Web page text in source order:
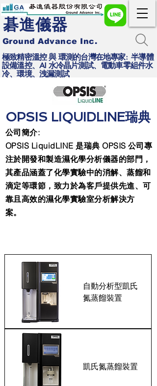
碁進儀器
極致精密溫控 與 環測的台灣在地專家: 半導體
設備溫控、AI 水冷晶片測試、電動車零組件水
冷、環境、洩漏測試
Ground Advance Inc.
OPSIS LIQUIDLINE瑞典
公司簡介:
OPSIS LiquidLINE 是瑞典 OPSIS 公司專
注於開發和製造濕化學分析儀器的部門，
其產品涵蓋了化學實驗中的消解、蒸餾和
滴定等環節，致力於為客戶提供先進、可
靠且高效的濕化學實驗室分析解決方
案。
自動分析型凱氏
氮蒸餾裝置
凱氏氮蒸餾裝置